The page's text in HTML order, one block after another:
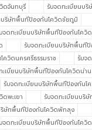
ดจันทบุรี
รับจดทะเบียนบ
บริษัทพื้นทีป้องกันโควิดชัยภูมิ
จดทะเบียนบริษัทพื้นทีป้องกันโควิ
รับจดทะเบียนบริษัทพื้นที
วิดนครศรีธรรมราช
รับจ
ะเบียนบริษัทพื้นทีป้องกันโควิดน่าน
รับจดทะเบียนบริษัทพื้นทีป้องกันโ
พะเยา
รับจดทะเบียนบริ
ริษัทพื้นทีป้องกันโควิดพัทลุง
จดทะเบียนบริษัทพื้นทีป้องกันโควิ